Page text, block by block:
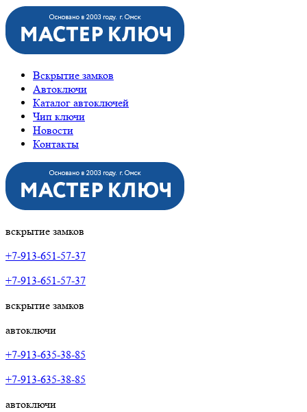
Каталог автоключей
Чип ключи
Новости
Контакты
вскрытие замков
+7-913-651-57-37
+7-913-651-57-37
вскрытие замков
автоключи
+7-913-635-38-85
+7-913-635-38-85
автоключи